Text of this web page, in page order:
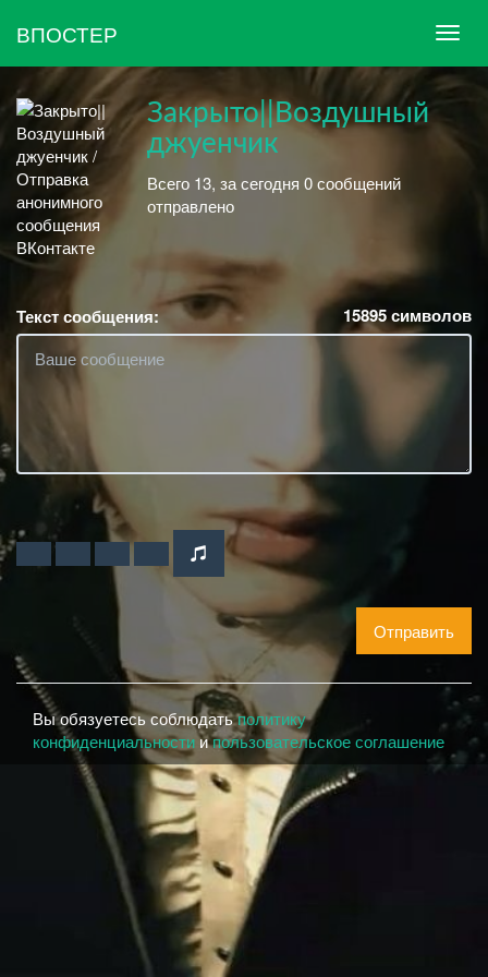
ВПОСТЕР
Закрыто||Воздушный
джуенчик
Всего 13, за сегодня 0 сообщений
отправлено
Текст сообщения: 15895символов
Отправить
Вы обязуетесь соблюдатьполитику
конфиденциальностиипользовательское соглашение